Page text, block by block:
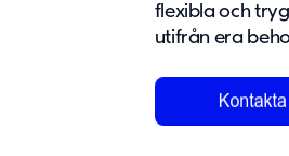
flexibla och
utifrån era